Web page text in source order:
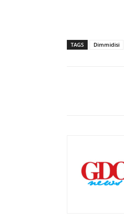
TAGS Dimmidisi